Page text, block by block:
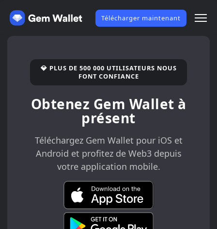
Télécharger maintenant
💎 PLUS DE 500 000 UTILISATEURS NOUS
FONT CONFIANCE
Obtenez Gem Wallet à
présent
Téléchargez Gem Wallet pour iOS et
Android et profitez de Web3 depuis
votre application mobile.